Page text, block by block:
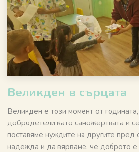
Великден в сърцата
Великден е този момент от
добродетели като саможертвата и
поставяме нуждите на другите пред
надежда и да вярваме, че доброто е